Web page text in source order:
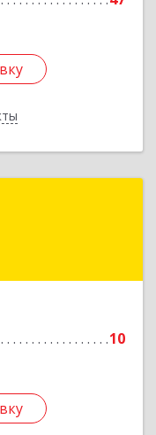
10
Павловский р-н,